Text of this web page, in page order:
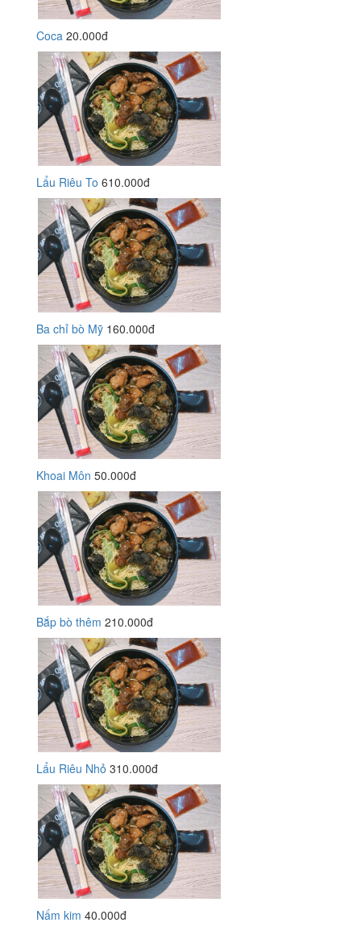
Coca 20.000đ
Lẩu Riêu To 610.000đ
Ba chỉ bò Mỹ 160.000đ
Khoai Môn 50.000đ
Bắp bò thêm 210.000đ
Lẩu Riêu Nhỏ 310.000đ
Nấm kim 40.000đ